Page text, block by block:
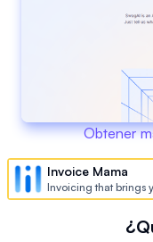
Obtener
Invoice Mama
Invoicing that brings